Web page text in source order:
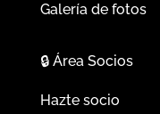
Galería de fotos
🔒Área Socios
Hazte socio